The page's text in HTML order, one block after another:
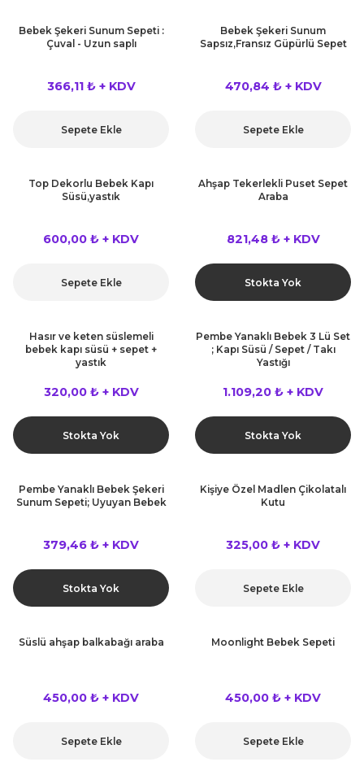
Bebek Şekeri Sunum Sepeti :
Çuval - Uzun saplı
366,11 ₺ + KDV
Sepete Ekle
Bebek Şekeri Sunum
Sapsız,Fransız Güpürlü Sepet
470,84 ₺ + KDV
Sepete Ekle
Top Dekorlu Bebek Kapı
Süsü,yastık
600,00 ₺ + KDV
Sepete Ekle
Ahşap Tekerlekli Puset Sepet
Araba
821,48 ₺ + KDV
Stokta Yok
Hasır ve keten süslemeli
bebek kapı süsü + sepet +
yastık
320,00 ₺ + KDV
Stokta Yok
Pembe Yanaklı Bebek 3 Lü Set
; Kapı Süsü / Sepet / Takı
Yastığı
1.109,20 ₺ + KDV
Stokta Yok
Pembe Yanaklı Bebek Şekeri
Sunum Sepeti; Uyuyan Bebek
379,46 ₺ + KDV
Stokta Yok
Kişiye Özel Madlen Çikolatalı
Kutu
325,00 ₺ + KDV
Sepete Ekle
Süslü ahşap balkabağı araba
450,00 ₺ + KDV
Sepete Ekle
Moonlight Bebek Sepeti
450,00 ₺ + KDV
Sepete Ekle